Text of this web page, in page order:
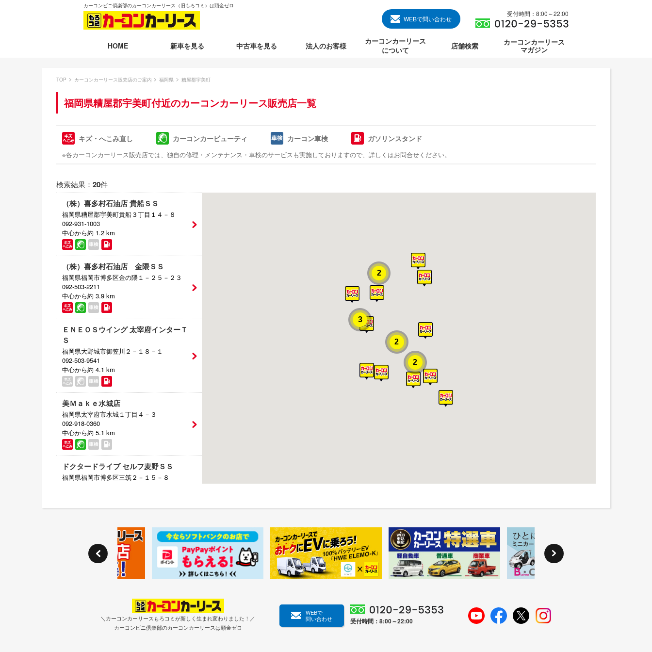
カーコンビニ倶楽部のカーコンカーリース（旧もろコミ）は頭金ゼロ
WEBで問い合わせ
受付時間：8:00～22:00
HOME 新車を見る
月々35,001～40,000円のクルマを見る
月々50,001円以上のクルマを見る
電気自動車（EV）
ミニカー
中古車を見る 法人のお客様
カーコンカーリース
について
店舗検索
カーコンカーリース
マガジン
TOP カーコンカーリース販売店のご案内 福岡県 糟屋郡宇美町
福岡県糟屋郡宇美町付近のカーコンカーリース販売店一覧
キズ・へこみ直し カーコンカービューティ カーコン車検 ガソリンスタンド
※各カーコンカーリース販売店では、独自の修理・メンテナンス・車検のサービスも実施しておりますので、詳しくはお問合せください。
検索結果： 20件
（株）喜多村石油店 貴船ＳＳ
福岡県糟屋郡宇美町貴船３丁目１４－８
092-931-1003
中心から約 1.2 km
（株）喜多村石油店 金隈ＳＳ
福岡県福岡市博多区金の隈１－２５－２３
092-503-2211
中心から約 3.9 km
ＥＮＥＯＳウイング 太宰府インターＴ
Ｓ
福岡県大野城市御笠川２－１８－１
092-503-9541
中心から約 4.1 km
美Ｍａｋｅ水城店
福岡県太宰府市水城１丁目４－３
092-918-0360
中心から約 5.1 km
ドクタードライブ セルフ麦野ＳＳ
福岡県福岡市博多区三筑２－１５－８
デリスランド篠栗店
福岡県糟屋郡篠栗町乙犬９７４－６
092-947-0225
中心から約 5.9 km
福岡県太宰府市都府楼南５丁目２－１
中心から約 7.1 km
2
2
3
2
＼カーコンカーリースもろコミが新しく生まれ変わりました！／
カーコンビニ倶楽部のカーコンカーリースは頭金ゼロ
WEBで
問い合わせ
受付時間：8:00～22:00